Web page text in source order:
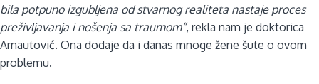
bila potpuno izgubljena od stvarnog realiteta nastaje proces
preživljavanja i nošenja sa traumom”, rekla nam je doktorica
Arnautović. Ona dodaje da i danas mnoge žene šute o ovom
problemu.